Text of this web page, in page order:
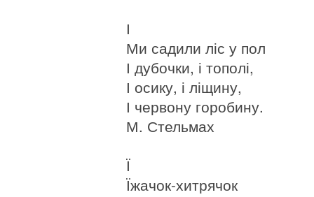
І
Ми садили ліс у пол
І дубочки, і тополі,
І осику, і ліщину,
І червону горобину.
М. Стельмах
Ї
Їжачок-хитрячок